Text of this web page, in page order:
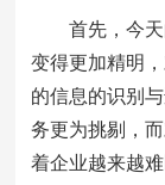
首先，今天
变得更加精明
的信息的识别
务更为挑剔，
着企业越来越